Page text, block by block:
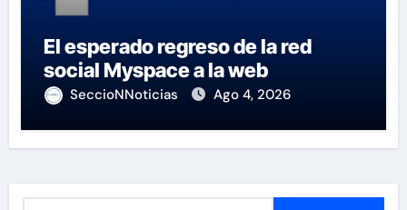
El esperado regreso de la red
social Myspace a la web
SeccioNNoticias Ago 4, 2026